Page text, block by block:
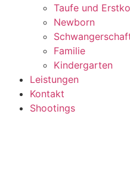
Taufe und
Newborn
Familie
Kindergarten
Leistungen
Kontakt
Shootings